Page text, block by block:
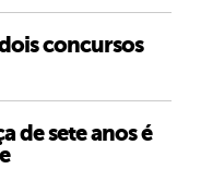
concursos
de sete anos é